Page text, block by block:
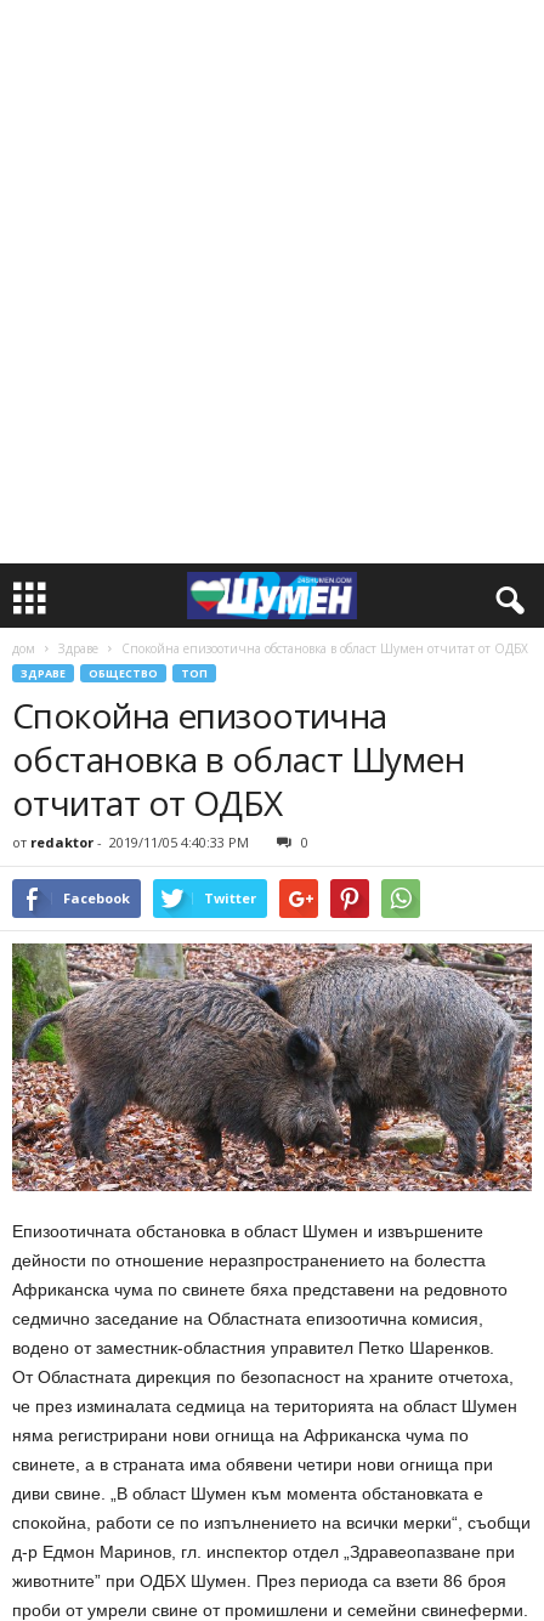
дом Здраве Спокойна епизоотична обстановка в област Шумен отчитат от ОДБХ
ЗДРАВЕ ОБЩЕСТВО ТОП
Спокойна епизоотична
обстановка в област Шумен
отчитат от ОДБХ
от redaktor - 2019/11/05 4:40:33 PM 0
Facebook Twitter
Епизоотичната обстановка в област Шумен и извършените
дейности по отношение неразпространението на болестта
Африканска чума по свинете бяха представени на редовното
седмично заседание на Областната епизоотична комисия,
водено от заместник-областния управител Петко Шаренков.
От Областната дирекция по безопасност на храните отчетоха,
че през изминалата седмица на територията на област Шумен
няма регистрирани нови огнища на Африканска чума по
свинете, а в страната има обявени четири нови огнища при
диви свине. „В област Шумен към момента обстановката е
спокойна, работи се по изпълнението на всички мерки“, съобщи
д-р Едмон Маринов, гл. инспектор отдел „Здравеопазване при
животните” при ОДБХ Шумен. През периода са взети 86 броя
проби от умрели свине от промишлени и семейни свинеферми.